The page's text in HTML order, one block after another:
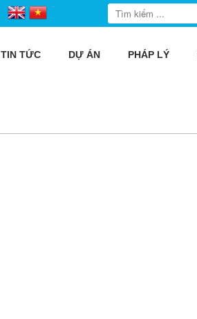
TIN TỨC DỰ ÁN PHÁP LÝ